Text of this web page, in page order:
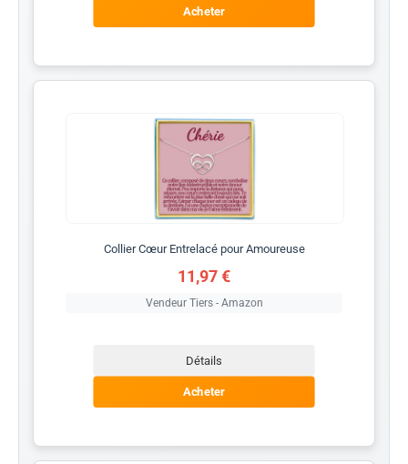
Acheter
Collier Cœur Entrelacé pour Amoureuse
11,97 €
Vendeur Tiers - Amazon
Détails
Acheter